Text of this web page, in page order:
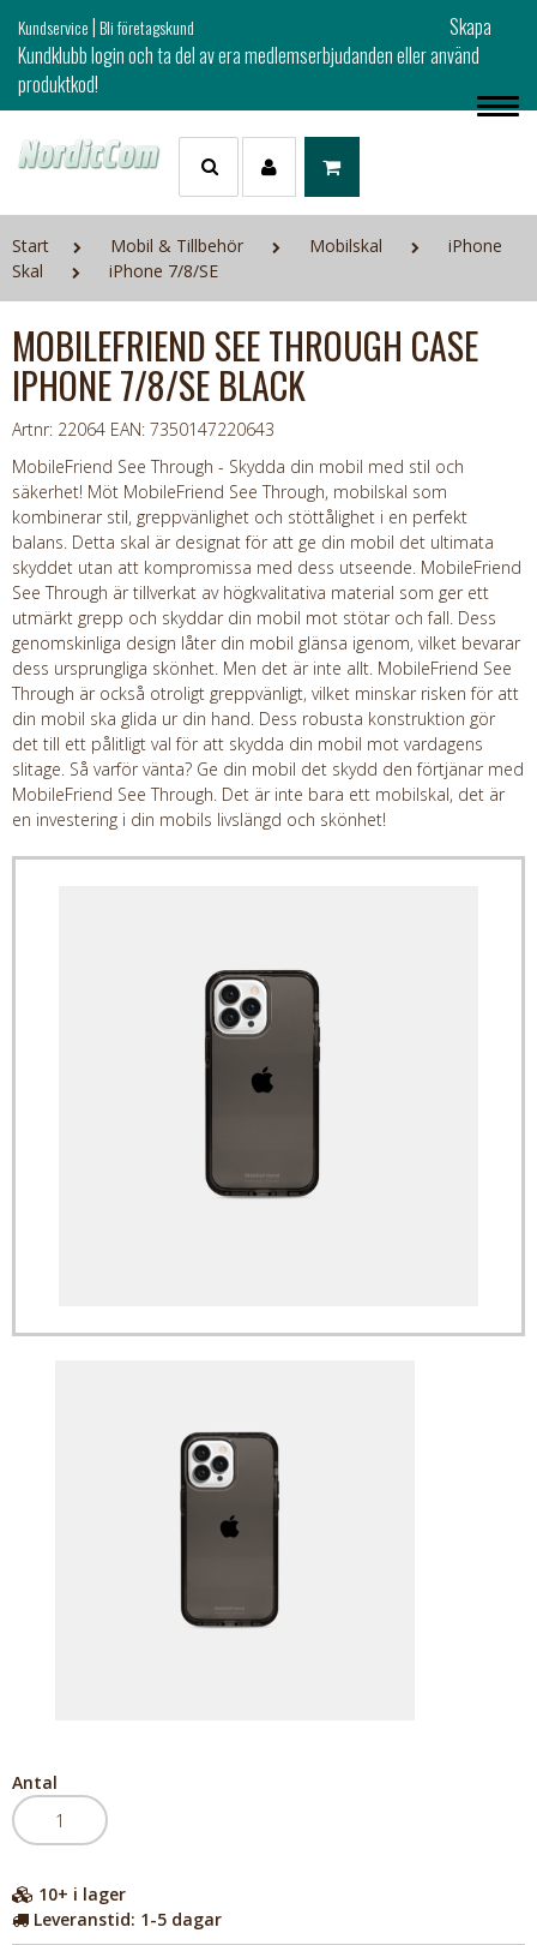
Kundservice|Bli företagskund
Skapa
Kundklubb login och ta del av era medlemserbjudanden eller använd
produktkod!
Start Mobil & Tillbehör Mobilskal
iPhone
Skal
iPhone 7/8/SE
MOBILEFRIEND SEE THROUGH CASE
IPHONE 7/8/SE BLACK
Artnr: 22064 EAN: 7350147220643
MobileFriend See Through - Skydda din mobil med stil och
säkerhet! Möt MobileFriend See Through, mobilskal som
kombinerar stil, greppvänlighet och stöttålighet i en perfekt
balans. Detta skal är designat för att ge din mobil det ultimata
skyddet utan att kompromissa med dess utseende. MobileFriend
See Through är tillverkat av högkvalitativa material som ger ett
utmärkt grepp och skyddar din mobil mot stötar och fall. Dess
genomskinliga design låter din mobil glänsa igenom, vilket bevarar
dess ursprungliga skönhet. Men det är inte allt. MobileFriend See
Through är också otroligt greppvänligt, vilket minskar risken för att
din mobil ska glida ur din hand. Dess robusta konstruktion gör
det till ett pålitligt val för att skydda din mobil mot vardagens
slitage. Så varför vänta? Ge din mobil det skydd den förtjänar med
MobileFriend See Through. Det är inte bara ett mobilskal, det är
en investering i din mobils livslängd och skönhet!
Antal
10+ i lager
Leveranstid: 1-5 dagar